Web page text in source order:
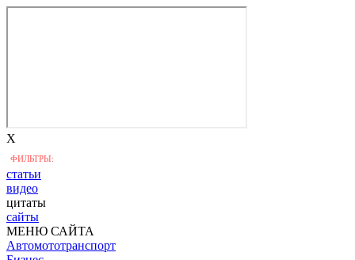
X
ФИЛЬТРЫ:
статьи
видео
цитаты
сайты
МЕНЮ САЙТА
Автомототранспорт